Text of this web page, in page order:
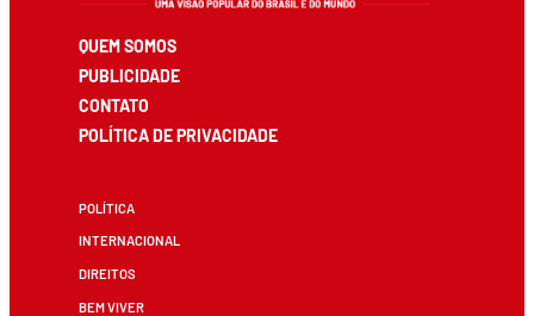
QUEM SOMOS
PUBLICIDADE
CONTATO
POLÍTICA DE PRIVACIDADE
POLÍTICA
INTERNACIONAL
DIREITOS
BEM VIVER